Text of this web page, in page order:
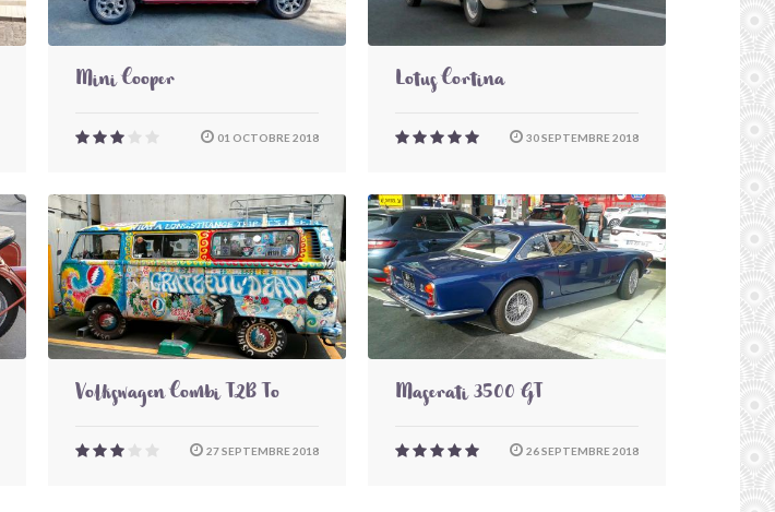
Mini Cooper
01 OCTOBRE 2018
Lotus Cortina
30 SEPTEMBRE 2018
Volkswagen Combi T2B To
27 SEPTEMBRE 2018
Maserati 3500 GT
26 SEPTEMBRE 2018